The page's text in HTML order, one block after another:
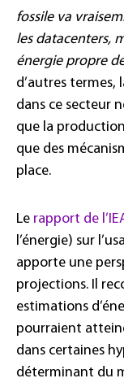
fossile va
les datacenters,
énergie propre
d’autres termes,
dans ce secteur
que la
que des
place.
Le rapport de
l’énergie) sur
apporte une
projections. Il
estimations
pourraient
dans certaines
déterminant du